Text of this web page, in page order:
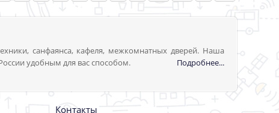
санфаянса, кафеля, межкомнатных дверей. Наша
удобным для вас способом.
Подробнее...
Контакты